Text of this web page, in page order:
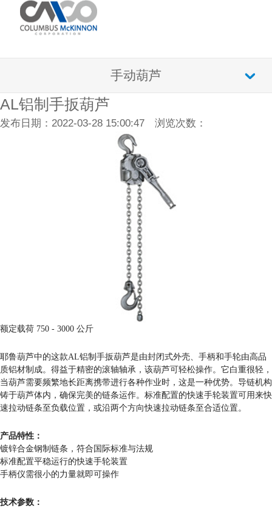
手动葫芦
AL铝制手扳葫芦
发布日期：2022-03-28 15:00:47 浏览次数：
额定载荷 750 - 3000 公斤
耶鲁葫芦中的这款AL铝制手扳葫芦是由封闭式外壳、手柄和手轮由高品
质铝材制成。得益于精密的滚轴轴承，该葫芦可轻松操作。它白重很轻，
当葫芦需要频繁地长距离携带进行各种作业时，这是一种优势。导链机构
铸于葫芦体内，确保完美的链条运作。标准配置的快速手轮装置可用来快
速拉动链条至负载位置，或沿两个方向快速拉动链条至合适位置。
产品特性：
镀锌合金钢制链条，符合国际标准与法规
标准配置平稳运行的快速手轮装置
手柄仪需很小的力量就即可操作
技术参数：